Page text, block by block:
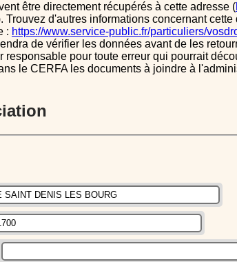
être directement récupérés à cette adresse (
Trouvez d'autres informations concernant
: https://www.service-public.fr/particuliers/
de vérifier les données avant de les
responsable pour toute erreur qui pourrait
le CERFA les documents à joindre à